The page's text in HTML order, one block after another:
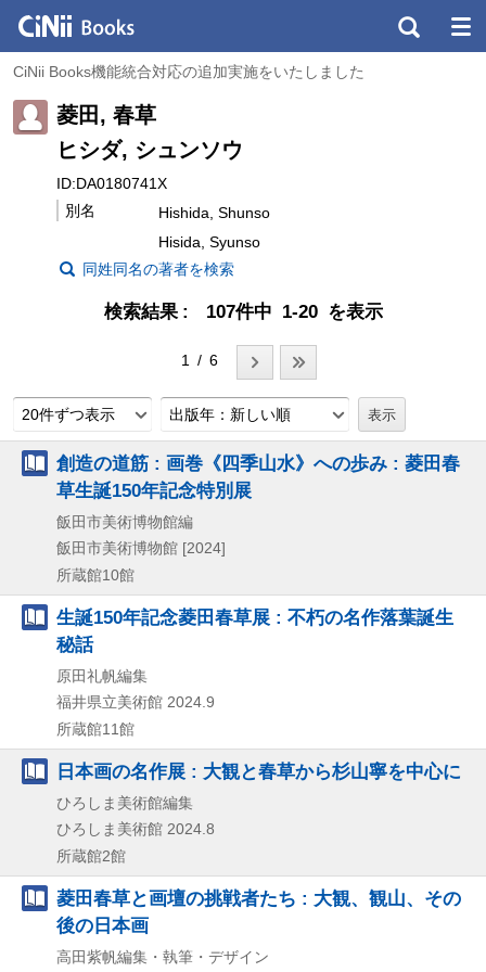
CiNii Books機能統合対応の追加実施をいたしました
菱田, 春草
ヒシダ, シュンソウ
ID:DA0180741X
別名
Hishida, Shunso
Hisida, Syunso
同姓同名の著者を検索
検索結果 107件中 1-20 を表示
1 / 6
20件ずつ表示 出版年：新しい順
創造の道筋 : 画巻《四季山水》への歩み : 菱田春
草生誕150年記念特別展
飯田市美術博物館編
飯田市美術博物館 [2024]
所蔵館10館
生誕150年記念菱田春草展 : 不朽の名作落葉誕生
秘話
原田礼帆編集
福井県立美術館 2024.9
所蔵館11館
日本画の名作展 : 大観と春草から杉山寧を中心に
ひろしま美術館編集
ひろしま美術館 2024.8
所蔵館2館
菱田春草と画壇の挑戦者たち : 大観、観山、その
後の日本画
高田紫帆編集・執筆・デザイン